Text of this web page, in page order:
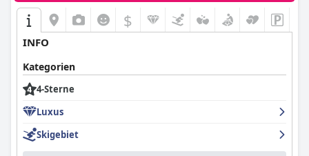
$
INFO
Kategorien
4-Sterne
Luxus
Skigebiet